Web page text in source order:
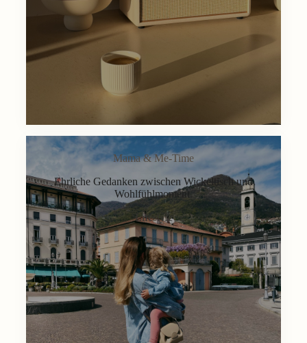
Mama & Me-Time
Ehrliche Gedanken zwischen Wickeltisch und
Wohlfühlmoment.
Lifestyle